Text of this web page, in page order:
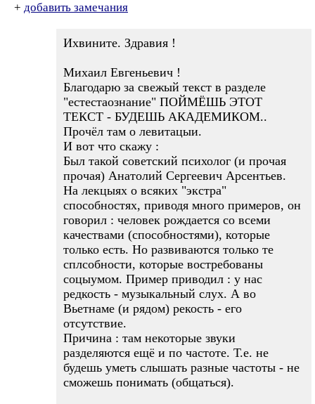
+ добавить замечания
Ихвините. Здравия !
Михаил Евгеньевич !
Благодарю за свежый текст в разделе
"естестаознание" ПОЙМЁШЬ ЭТОТ
ТЕКСТ - БУДЕШЬ АКАДЕМИКОМ..
Прочёл там о левитацыи.
И вот что скажу :
Был такой советский психолог (и прочая
прочая) Анатолий Сергеевич Арсентьев.
На лекцыях о всяких "экстра"
способностях, приводя много примеров, он
говорил : человек рождается со всеми
качествами (способностями), которые
только есть. Но развиваются только те
сплсобности, которые востребованы
соцыумом. Пример приводил : у нас
редкость - музыкальный слух. А во
Вьетнаме (и рядом) рекость - его
отсутствие.
Причина : там некоторые звуки
разделяются ещё и по частоте. Т.е. не
будешь уметь слышать разные частоты - не
сможешь понимать (общаться).